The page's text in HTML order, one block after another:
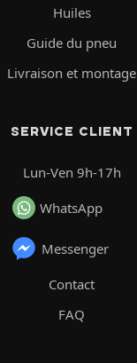
Huiles
Guide du pneu
Livraison et montage
SERVICE CLIENT
Lun-Ven 9h-17h
WhatsApp
Messenger
Contact
FAQ